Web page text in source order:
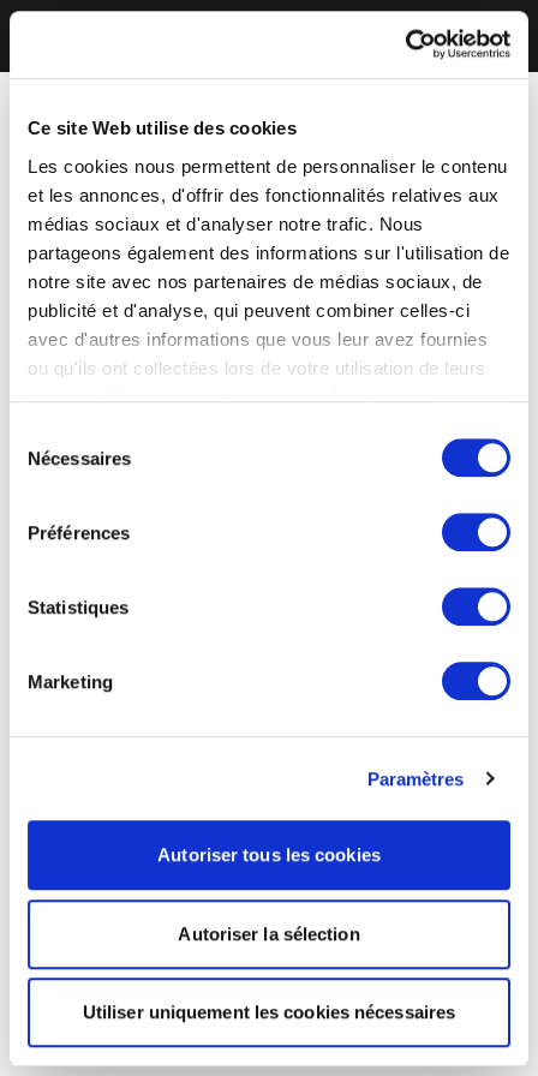
Ce site Web utilise des cookies
Les cookies nous permettent de personnaliser le contenu
et les annonces, d'offrir des fonctionnalités relatives aux
médias sociaux et d'analyser notre trafic. Nous
partageons également des informations sur l'utilisation de
notre site avec nos partenaires de médias sociaux, de
publicité et d'analyse, qui peuvent combiner celles-ci
avec d'autres informations que vous leur avez fournies
ou qu'ils ont collectées lors de votre utilisation de leurs
Nécessaires
Préférences
Statistiques
Marketing
Paramètres
Autoriser tous les cookies
Autoriser la sélection
Utiliser uniquement les cookies nécessaires